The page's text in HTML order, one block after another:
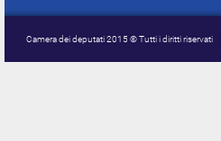
Camera dei deputati 2015 © Tutti i diritti riservati